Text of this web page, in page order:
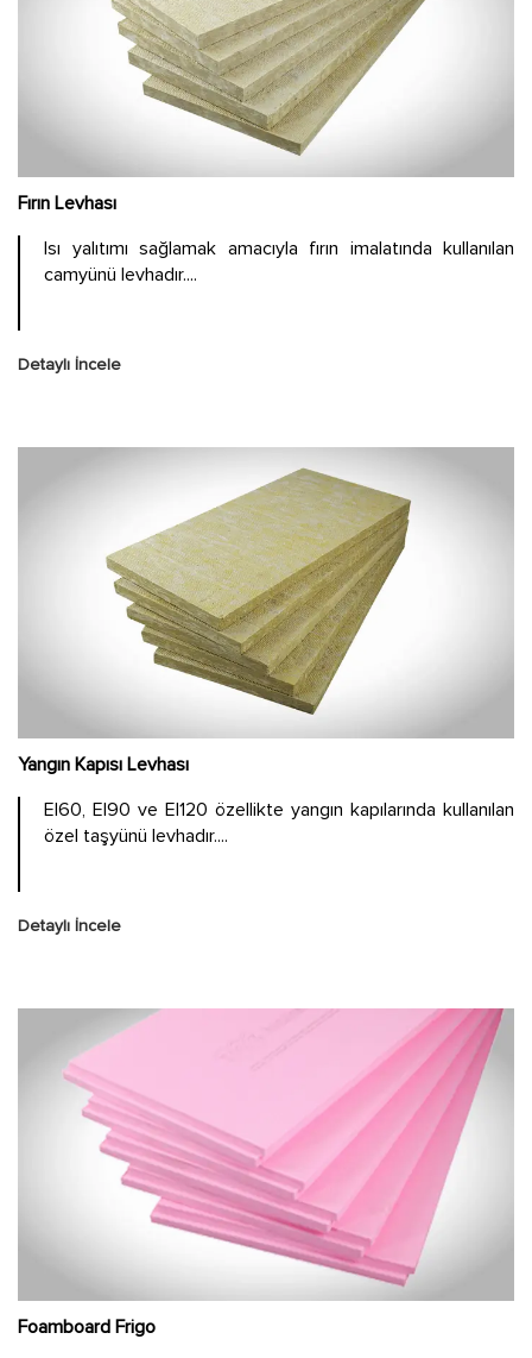
Fırın Levhası
Isı yalıtımı sağlamak amacıyla fırın imalatında kullanılan
camyünü levhadır....
Detaylı İncele
Yangın Kapısı Levhası
EI60, EI90 ve EI120 özellikte yangın kapılarında kullanılan
özel taşyünü levhadır....
Detaylı İncele
Foamboard Frigo